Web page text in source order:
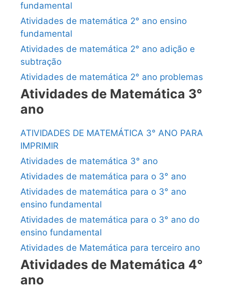
fundamental
Atividades de matemática 2° ano ensino
fundamental
Atividades de matemática 2° ano adição e
subtração
Atividades de matemática 2° ano problemas
Atividades de Matemática 3°
ano
ATIVIDADES DE MATEMÁTICA 3° ANO PARA
IMPRIMIR
Atividades de matemática 3° ano
Atividades de matemática para o 3° ano
Atividades de matemática para o 3° ano
ensino fundamental
Atividades de matemática para o 3° ano do
ensino fundamental
Atividades de Matemática para terceiro ano
Atividades de Matemática 4°
ano